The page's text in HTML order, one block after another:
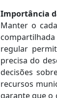
Importância
Manter o
regular
precisa do
decisões
recursos
garante que o